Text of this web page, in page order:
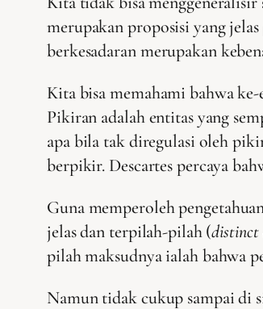
merupakan proposisi yang
berkesadaran merupakan
Kita bisa memahami bahwa
Pikiran adalah entitas yang
apa bila tak diregulasi oleh
berpikir. Descartes percaya
Guna memperoleh
jelas dan terpilah-pilah (distinct
pilah maksudnya ialah bahwa
Namun tidak cukup sampai di